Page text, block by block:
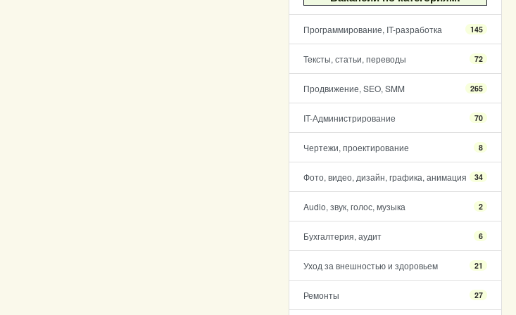
Программирование, IT-разработка 145
Тексты, статьи, переводы 72
Продвижение, SEO, SMM 265
IT-Администрирование 70
Чертежи, проектирование 8
Фото, видео, дизайн, графика, анимация 34
Audio, звук, голос, музыка 2
Бухгалтерия, аудит 6
Уход за внешностью и здоровьем 21
Ремонты 27